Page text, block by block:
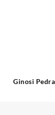
Ginosi